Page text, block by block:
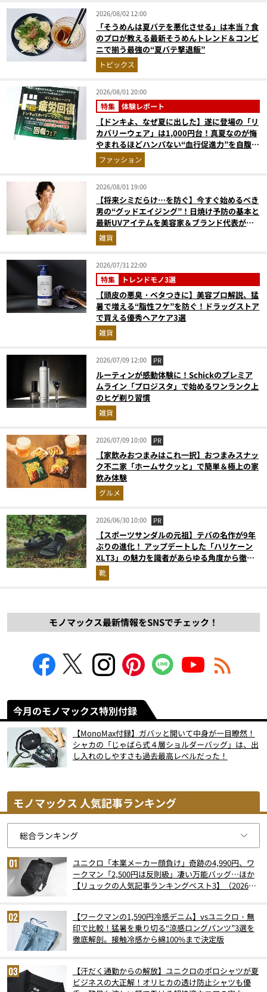
2026/08/02 12:00
「そうめんは夏バテを悪化させる」は本当？食
のプロが教える最新そうめんトレンド＆コンビ
ニで揃う最強の“夏バテ撃退飯”
トピックス
2026/08/01 20:00
特集 体験レポート
【ドンキよ、なぜ夏に出した】遂に登場の「リ
カバリーウェア」は1,000円台！真夏なのが悔
やまれるほどハンパない“血行促進力”を自腹レ
ビュー
ファッション
2026/08/01 19:00
【将来シミだらけ…を防ぐ】今すぐ始めるべき
男の“グッドエイジング”！日焼け予防の基本と
最新UVアイテムを美容家＆ブランド代表がプ
ロ目線で指南／大人の価値向上研究所
雑貨
2026/07/31 22:00
特集 トレンドモノ3選
【頭皮の悪臭・ベタつきに】美容プロ解説、猛
暑で増える“脂性フケ”を防ぐ！ドラッグストア
で買える優秀ヘアケア3選
雑貨
2026/07/09 12:00 PR
ルーティンが感動体験に！Schickのプレミア
ムライン「プロジスタ」で始めるワンランク上
のヒゲ剃り習慣
雑貨
2026/07/09 10:00 PR
【家飲みおつまみはこれ一択】おつまみスナッ
ク不二家「ホームサクッと」で簡単＆極上の家
飲み体験
グルメ
2026/06/30 10:00 PR
【スポーツサンダルの元祖】テバの名作が9年
ぶりの進化！ アップデートした「ハリケーン
XLT3」の魅力を識者があらゆる角度から徹底
解説！
靴
モノマックス最新情報をSNSでチェック！
今月のモノマックス特別付録
【MonoMax付録】ガバッと開いて中身が一目瞭然！
シャカの「じゃばら式４層ショルダーバッグ」は、出
し入れのしやすさも過去最高レベルだった！
モノマックス 人気記事ランキング
ユニクロ「本業メーカー顔負け」奇跡の4,990円、ワ
ークマン「2,500円は反則級」凄い万能バッグ…ほか
【リュックの人気記事ランキングベスト3】（2026年
【ワークマンの1,590円冷感デニム】vsユニクロ・無
印で比較！猛暑を乗り切る“涼感ロングパンツ”3選を
徹底解剖。接触冷感から綿100%まで決定版
【汗だく通勤からの解放】ユニクロのポロシャツが夏
ビジネスの大正解！オリヒカの透け防止シャツも優